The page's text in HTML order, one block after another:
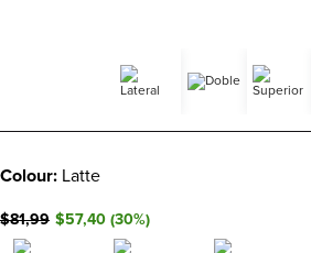
Colour: Latte
$81,99 $57,40 (30%)